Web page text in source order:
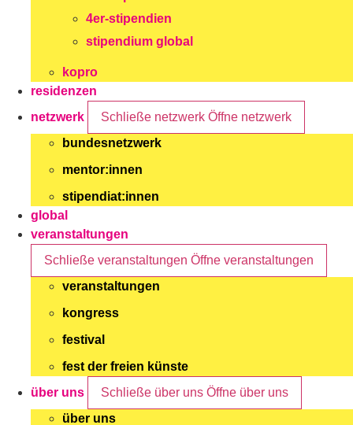
4er-stipendien
stipendium global
kopro
residenzen
netzwerk
Schließe netzwerk Öffne netzwerk
bundesnetzwerk
mentor:innen
stipendiat:innen
global
veranstaltungen
Schließe veranstaltungen Öffne veranstaltungen
veranstaltungen
kongress
festival
fest der freien künste
über uns
Schließe über uns Öffne über uns
über uns